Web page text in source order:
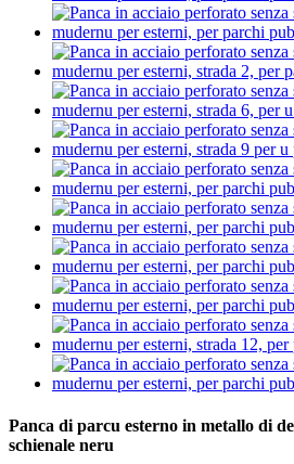
Panca di parcu esterno in metallo di
schienale neru